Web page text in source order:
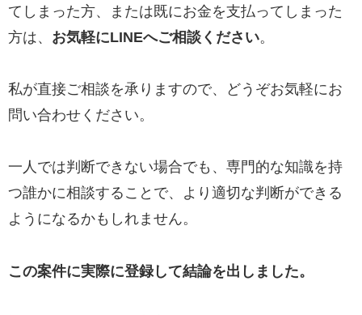
てしまった方、または既にお金を支払ってしまった
方は、 お気軽にLINEへご相談ください。
私が直接ご相談を承りますので、どうぞお気軽にお
問い合わせください。
一人では判断できない場合でも、専門的な知識を持
つ誰かに相談することで、より適切な判断ができる
ようになるかもしれません。
この案件に実際に登録して結論を出しました。